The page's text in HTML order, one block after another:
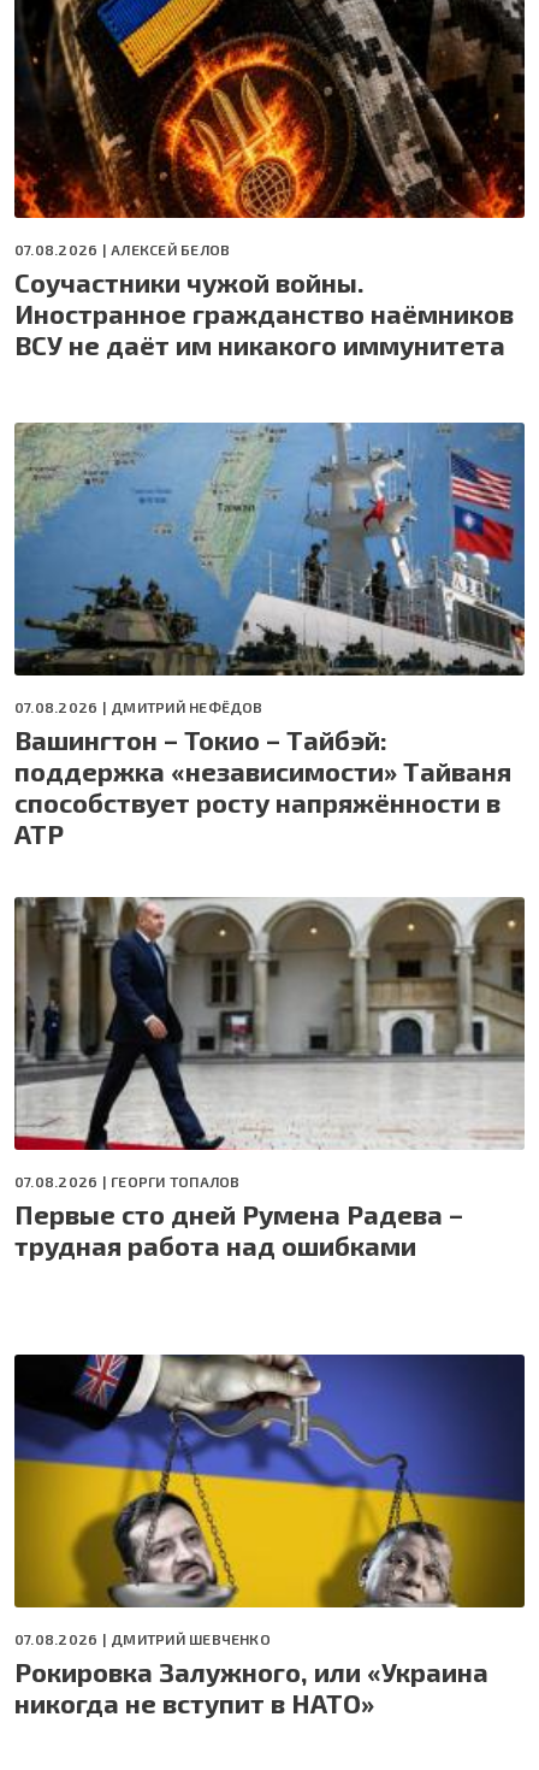
07.08.2026 |АЛЕКСЕЙ БЕЛОВ
Соучастники чужой войны.
Иностранное гражданство наёмников
ВСУ не даёт им никакого иммунитета
07.08.2026 | ДМИТРИЙ НЕФЁДОВ
Вашингтон – Токио – Тайбэй:
поддержка «независимости» Тайваня
способствует росту напряжённости в
АТР
07.08.2026 | ГЕОРГИ ТОПАЛОВ
Первые сто дней Румена Радева –
трудная работа над ошибками
07.08.2026 | ДМИТРИЙ ШЕВЧЕНКО
Рокировка Залужного, или «Украина
никогда не вступит в НАТО»